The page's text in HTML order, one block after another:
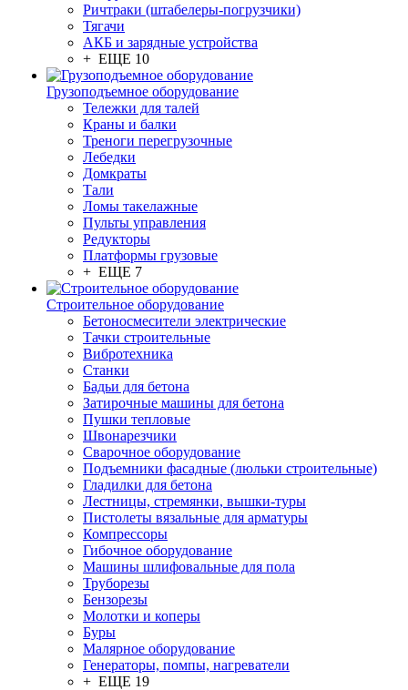
Ричтраки (штабелеры-погрузчики)
Тягачи
АКБ и зарядные устройства
+ ЕЩЕ 10
Грузоподъемное оборудование
Тележки для талей
Краны и балки
Треноги перегрузочные
Лебедки
Домкраты
Тали
Ломы такелажные
Пульты управления
Редукторы
Платформы грузовые
+ ЕЩЕ 7
Строительное оборудование
Бетоносмесители электрические
Тачки строительные
Вибротехника
Станки
Бадьи для бетона
Затирочные машины для бетона
Пушки тепловые
Швонарезчики
Сварочное оборудование
Подъемники фасадные (люльки строительные)
Гладилки для бетона
Лестницы, стремянки, вышки-туры
Пистолеты вязальные для арматуры
Компрессоры
Гибочное оборудование
Машины шлифовальные для пола
Труборезы
Бензорезы
Молотки и коперы
Буры
Малярное оборудование
Генераторы, помпы, нагреватели
+ ЕЩЕ 19